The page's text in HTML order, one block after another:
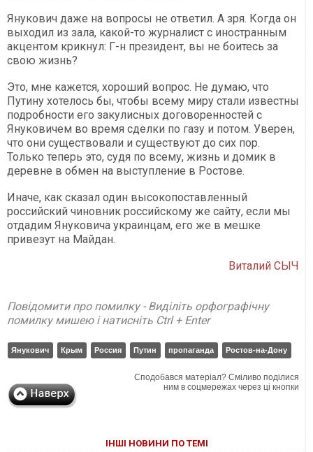
Янукович даже на вопросы не ответил. А зря. Когда он
выходил из зала, какой-то журналист с иностранным
акцентом крикнул: Г-н президент, вы не боитесь за
свою жизнь?
Это, мне кажется, хороший вопрос. Не думаю, что
Путину хотелось бы, чтобы всему миру стали известны
подробности его закулисных договоренностей с
Януковичем во время сделки по газу и потом. Уверен,
что они существовали и существуют до сих пор.
Только теперь это, судя по всему, жизнь и домик в
деревне в обмен на выступление в Ростове.
Иначе, как сказал один высокопоставленный
российский чиновник российскому же сайту, если мы
отдадим Януковича украинцам, его же в мешке
привезут на Майдан.
Виталий СЫЧ
Повідомити про помилку - Виділіть орфографічну
помилку мишею і натисніть Ctrl + Enter
Янукович Крым Россия Путин пропаганда Ростов-на-Дону
Сподобався матеріал? Сміливо поділися
ним в соцмережах через ці кнопки
ІНШІ НОВИНИ ПО ТЕМІ